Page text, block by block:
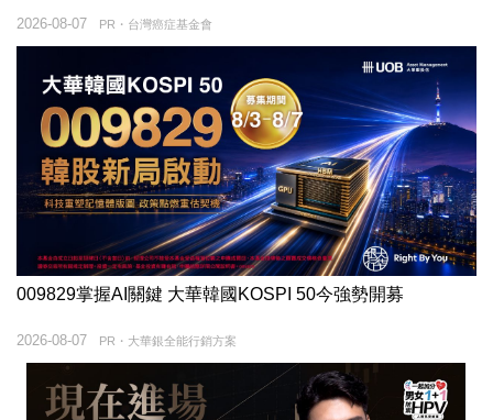
PR・台灣癌症基金會
2026-08-07
009829掌握AI關鍵 大華韓國KOSPI 50今強勢開募
PR・大華銀全能行銷方案
2026-08-07